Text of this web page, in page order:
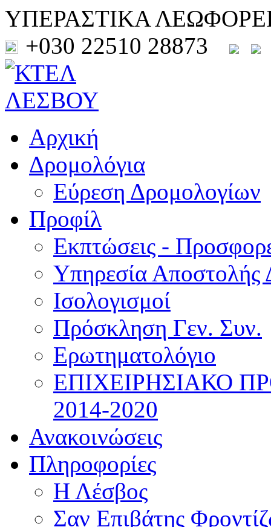
ΥΠΕΡΑΣΤΙΚΑ
+030 22510 28873
Αρχική
Δρομολόγια
Εύρεση Δρομολογίων
Προφίλ
Εκπτώσεις -
Υπηρεσία Αποστολής
Ισολογισμοί
Πρόσκληση Γεν. Συν.
Ερωτηματολόγιο
ΕΠΙΧΕΙΡΗΣΙΑΚΟ
2014-2020
Ανακοινώσεις
Πληροφορίες
Η Λέσβος
Σαν Επιβάτης